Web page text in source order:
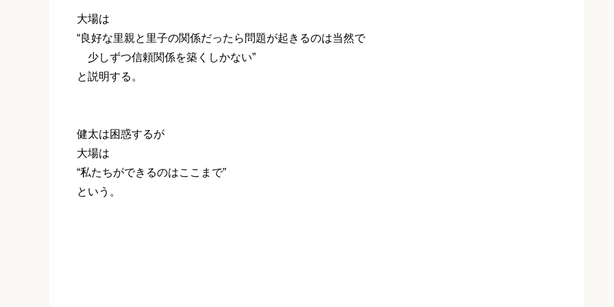
大場は
“良好な里親と里子の関係だったら問題が起きるのは当然で
少しずつ信頼関係を築くしかない”
と説明する。
健太は困惑するが
大場は
“私たちができるのはここまで”
という。